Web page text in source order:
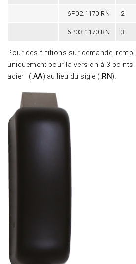
6P02.1170.RN 2
6P03.1170.RN 3
Pour des finitions sur demande,
uniquement pour la version à 3 points
acier" (.AA) au lieu du sigle (.RN).